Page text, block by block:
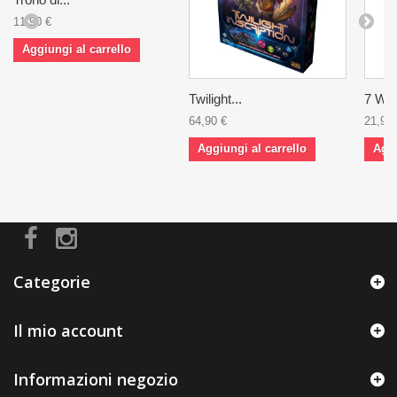
11,90 €
Aggiungi al carrello
Twilight...
64,90 €
Aggiungi al carrello
7
21,90
Categorie
Il mio account
Informazioni negozio